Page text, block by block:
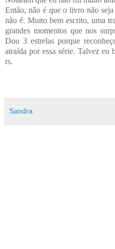
Então, não é que o livro não
não é. Muito bem escrito, uma
grandes momentos que nos
Dou 3 estrelas porque
atraída por essa série. Talvez
rs.
Sandra